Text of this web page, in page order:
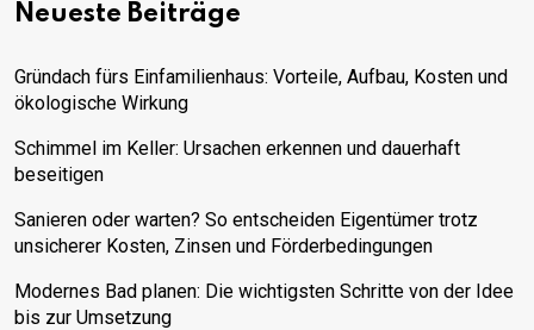
Neueste Beiträge
Gründach fürs Einfamilienhaus: Vorteile, Aufbau, Kosten und
ökologische Wirkung
Schimmel im Keller: Ursachen erkennen und dauerhaft
beseitigen
Sanieren oder warten? So entscheiden Eigentümer trotz
unsicherer Kosten, Zinsen und Förderbedingungen
Modernes Bad planen: Die wichtigsten Schritte von der Idee
bis zur Umsetzung